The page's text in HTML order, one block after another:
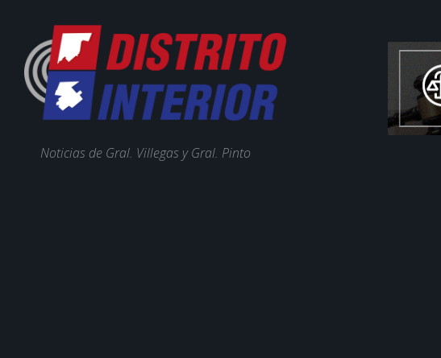
Noticias de Gral. Villegas y Gral. Pinto